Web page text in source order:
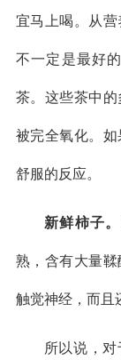
宜马上喝。从
不一定是最好
茶。这些茶中
被完全氧化。
舒服的反应。
新鲜柿子。
熟，含有大量
触觉神经，而且
所以说，